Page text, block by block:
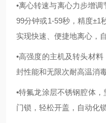
•离心转速与离心力步增
99分钟或1-59秒，精度±1
实现快速、便捷地离心，
•高强度的主机及转头材
封性能和无限次耐高温消
•特氟龙涂层不锈钢腔体
门锁，轻松开盖，自动化